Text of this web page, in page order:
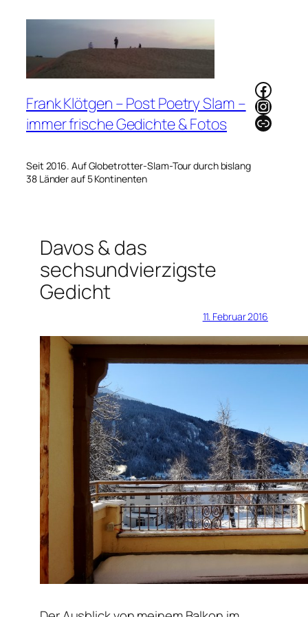
Frank Klötgen – Post Poetry Slam –
immer frische Gedichte & Fotos
Seit 2016. Auf Globetrotter-Slam-Tour durch bislang
38 Länder auf 5 Kontinenten
Link
Davos & das
sechsundvierzigste
Gedicht
11. Februar 2016